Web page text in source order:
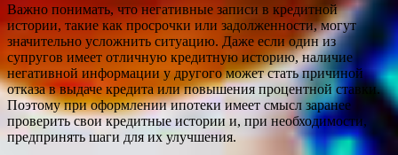
Важно понимать, что негативные записи в кредитной
истории, такие как просрочки или задолженности, могут
значительно усложнить ситуацию. Даже если один из
супругов имеет отличную кредитную историю, наличие
негативной информации у другого может стать причиной
отказа в выдаче кредита или повышения процентной ставки.
Поэтому при оформлении ипотеки имеет смысл заранее
проверить свои кредитные истории и, при необходимости,
предпринять шаги для их улучшения.